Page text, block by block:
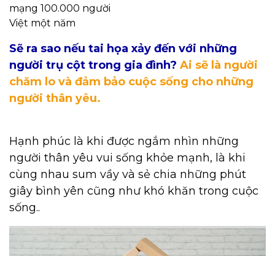
mạng 100.000 người
Việt một năm
Sẽ ra sao nếu tai họa xảy đến với những
người trụ cột trong gia đình? Ai sẽ là người
chăm lo và đảm bảo cuộc sống cho những
người thân yêu.
Hạnh phúc là khi được ngắm nhìn những
người thân yêu vui sống khỏe mạnh, là khi
cùng nhau sum vầy và sẻ chia những phút
giây bình yên cũng như khó khăn trong cuộc
sống..